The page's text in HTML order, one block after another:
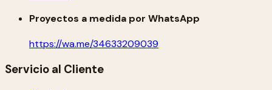
Proyectos a medida por WhatsApp
https://wa.me/34633209039
Servicio al Cliente